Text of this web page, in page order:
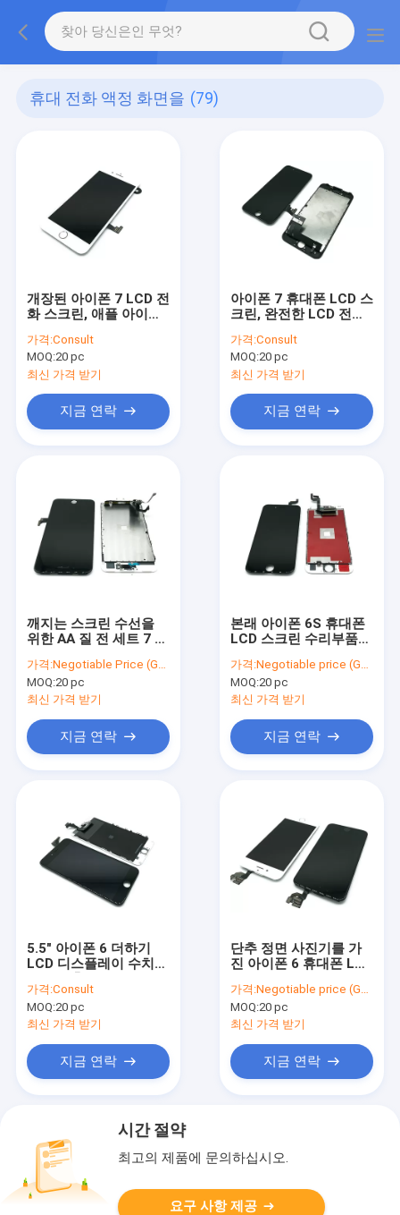
휴대 전화 액정 화면을 (79)
개장된 아이폰 7 LCD 전
화 스크린, 애플 아이폰
가격:Consult
MOQ:20 pc
최신 가격 받기
지금 연락
아이폰 7 휴대폰 LCD 스
크린, 완전한 LCD 전화
가격:Consult
MOQ:20 pc
최신 가격 받기
지금 연락
깨지는 스크린 수선을
위한 AA 질 전 세트 7 더
가격:Negotiable Price (Get Latest Price)
MOQ:20 pc
최신 가격 받기
지금 연락
본래 아이폰 6S 휴대폰
LCD 스크린 수리부품
가격:Negotiable price (Get Lastest Price)
MOQ:20 pc
최신 가격 받기
지금 연락
5.5" 아이폰 6 더하기
LCD 디스플레이 수치기
가격:Consult
MOQ:20 pc
최신 가격 받기
지금 연락
단추 정면 사진기를 가
진 아이폰 6 휴대폰 LCD
LCD
가격:Negotiable price (Get Lastest Price)
MOQ:20 pc
최신 가격 받기
지금 연락
시간 절약
최고의 제품에 문의하십시오.
요구 사항 제공